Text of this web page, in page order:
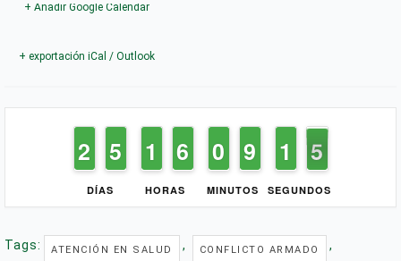
+ Añadir Google Calendar
+ exportación iCal / Outlook
DÍAS
1
1
2
2 4
4
5
5
HORAS
1
1
1
1 5
5
6
6
MINUTOS
9
9
0
0 8
8
9
9
SEGUNDOS
2
1
1 5
4
4
Tags: ATENCIÓN EN SALUD , CONFLICTO ARMADO ,